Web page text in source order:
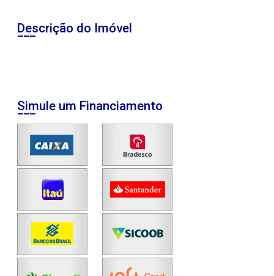
Descrição do Imóvel
.
Simule um Financiamento